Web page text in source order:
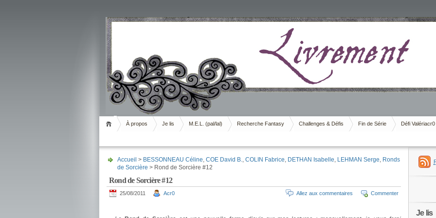
Livrement
À propos Je lis M.E.L. (pal/lal) Recherche Fantasy Challenges & Défis Fin de Série Défi Valériacr0
Accueil > BESSONNEAU Céline, COE David B., COLIN Fabrice, DETHAN Isabelle, LEHMAN Serge, Ronds
de Sorcière > Rond de Sorcière #12
Rond de Sorcière #12
25/08/2011 Acr0 Commenter
Allez aux commentaires
Je lis